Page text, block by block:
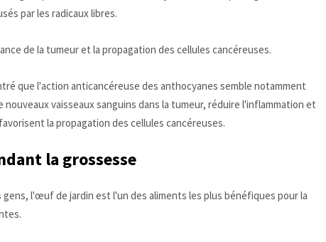
par les radicaux libres.
de la tumeur et la propagation des cellules cancéreuses.
que l'action anticancéreuse des anthocyanes semble notamment
nouveaux vaisseaux sanguins dans la tumeur, réduire l'inflammation et
la propagation des cellules cancéreuses.
la grossesse
gens, l'œuf de jardin est l'un des aliments les plus bénéfiques pour la